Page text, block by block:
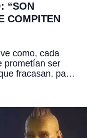
“SON
COMPITEN
como, cada
prometían ser
fracasan, para
Mark Darrah,
una